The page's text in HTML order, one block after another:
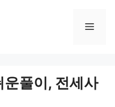
풀이, 전세사